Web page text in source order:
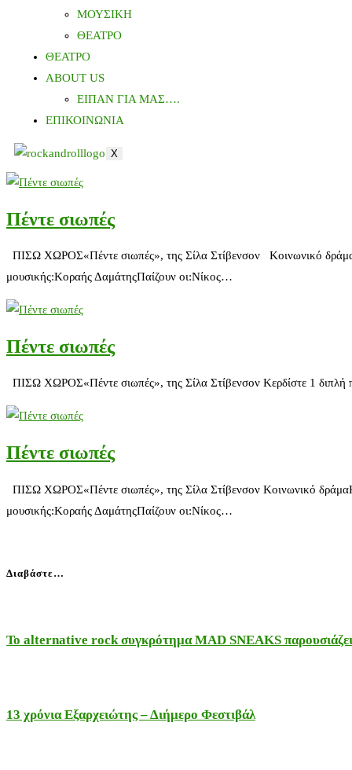
ΜΟΥΣΙΚΗ
ΘΕΑΤΡΟ
ΘΕΑΤΡΟ
ABOUT US
ΕΙΠΑΝ ΓΙΑ ΜΑΣ….
ΕΠΙΚΟΙΝΩΝΙΑ
X
Πέντε σιωπές
ΠΙΣΩ ΧΩΡΟΣ«Πέντε σιωπές», της Σίλα Στίβενσον Κοινωνικό
μουσικής:Κοραής ΔαμάτηςΠαίζουν οι:Νίκος…
Πέντε σιωπές
ΠΙΣΩ ΧΩΡΟΣ«Πέντε σιωπές», της Σίλα Στίβενσον Κερδίστε 1
Πέντε σιωπές
ΠΙΣΩ ΧΩΡΟΣ«Πέντε σιωπές», της Σίλα Στίβενσον Κοινωνικό
μουσικής:Κοραής ΔαμάτηςΠαίζουν οι:Νίκος…
Διαβάστε…
Το alternative rock συγκρότημα MAD SNEAKS
13 χρόνια Εξαρχειώτης – Διήμερο Φεστιβάλ